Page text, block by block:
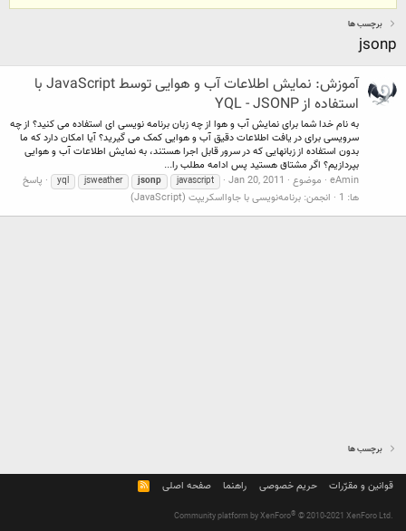
برچسب ها
jsonp
آموزش: نمایش اطلاعات آب و هوایی توسط JavaScript با
استفاده از YQL - JSONP
به نام خدا شما برای نمایش آب و هوا از چه زبان برنامه نویسی ای استفاده می کنید؟ از چه
سرویسی برای در یافت اطلاعات دقیق آب و هوایی کمک می گیرید؟ آیا امکان دارد که ما
بدون استفاده از زبانهایی که در سرور قابل اجرا هستند، به نمایش اطلاعات آب و هوایی
بپردازیم؟ اگر مشتاق هستید پس ادامه مطلب را...
eAmin موضوع Jan 20, 2011
javascript
jsonp
jsweather
yql
پاسخ
ها: 1
انجمن: برنامه‌نویسی با جاوااسکریپت (JavaScript)
برچسب ها
قوانین و مقرّرات حریم خصوصی راهنما صفحه اصلی
R
S
Community platform by XenForo® © 2010-2021 XenForo Ltd.